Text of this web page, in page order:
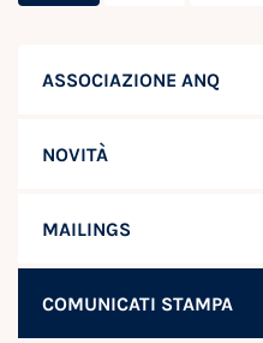
ASSOCIAZIONE ANQ
NOVITÀ
MAILINGS
COMUNICATI STAMPA